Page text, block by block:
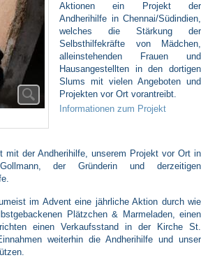
Aktionen ein Projekt der
Andherihilfe in Chennai/Südindien,
welches die Stärkung der
Selbsthilfekräfte von Mädchen,
alleinstehenden Frauen und
Hausangestellten in den dortigen
Slums mit vielen Angeboten und
Projekten vor Ort vorantreibt.
Informationen zum Projekt
mit der Andherihilfe, unserem Projekt vor Ort in
der Gründerin und derzeitigen
im Advent eine jährliche Aktion durch wie
Plätzchen & Marmeladen, einen
einen Verkaufsstand in der Kirche St.
weiterhin die Andherihilfe und unser